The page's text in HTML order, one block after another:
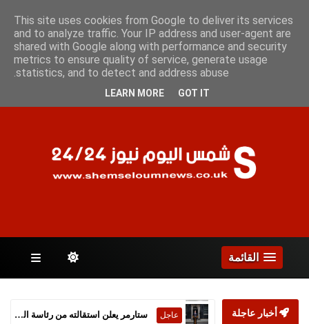
الخميس 6 أغسطس 2026
الصفحات
القائمة
أخبار عاجلة عاجل
This site uses cookies from Google to deliver its services
and to analyze traffic. Your IP address and user-agent are
shared with Google along with performance and security
metrics to ensure quality of service, generate usage
statistics, and to detect and address abuse.
LEARN MORE GOT IT